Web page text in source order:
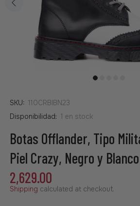
SKU: 110CRBIBN23
Disponibilidad: 1 en stock
Botas Offlander, Tipo
Piel Crazy, Negro y Blanco
2,629.00
Shipping calculated at checkout.